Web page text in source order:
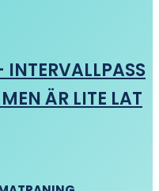
INTERVALLPASS
ÄR LITE LAT